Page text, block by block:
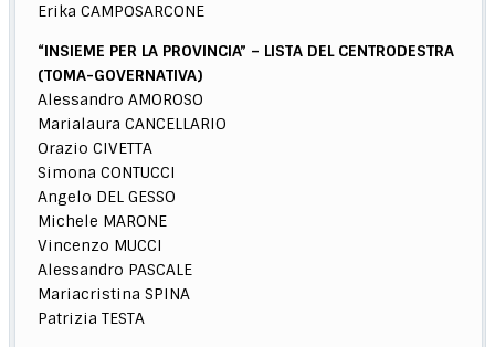
Erika CAMPOSARCONE
“INSIEME PER LA PROVINCIA” – LISTA DEL CENTRODESTRA
(TOMA-GOVERNATIVA)
Alessandro AMOROSO
Marialaura CANCELLARIO
Orazio CIVETTA
Simona CONTUCCI
Angelo DEL GESSO
Michele MARONE
Vincenzo MUCCI
Alessandro PASCALE
Mariacristina SPINA
Patrizia TESTA